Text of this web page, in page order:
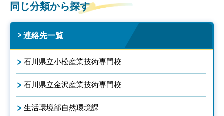
同じ分類から探す
連絡先一覧
石川県立小松産業技術専門校
石川県立金沢産業技術専門校
生活環境部自然環境課